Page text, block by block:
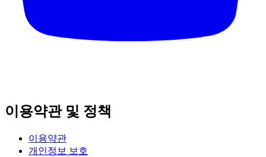
이용약관 및 정책
이용약관
개인정보 보호